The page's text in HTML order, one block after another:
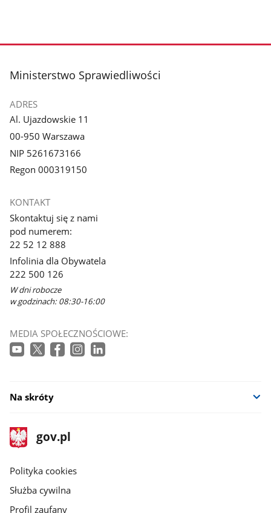
stopka
Ministerstwo Sprawiedliwości
ADRES
Al. Ujazdowskie 11
00-950 Warszawa
NIP 5261673166
Regon 000319150
KONTAKT
Skontaktuj się z nami
pod numerem:
22 52 12 888
Infolinia dla Obywatela
222 500 126
W dni robocze
w godzinach: 08:30-16:00
MEDIA SPOŁECZNOŚCIOWE:
Na skróty
stopka
gov.pl
Strona
gov.pl
gov.pl
Polityka cookies
Służba cywilna
Profil zaufany